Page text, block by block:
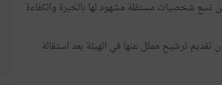
جماعية تتكوّن من تسع شخصيات مستقلة مشهود لها بالخبرة والكفاءة
تقديم ترشيح ممثّل عنها في الهيئة بعد استقالة